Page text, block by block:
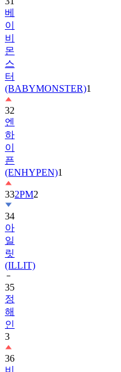
이
비
몬
스
터
(BABYMONSTER)
32
엔
하
이
픈
(ENHYPEN)
332PM2
34
아
일
릿
(ILLIT)
35
정
해
인
3
36
비
투